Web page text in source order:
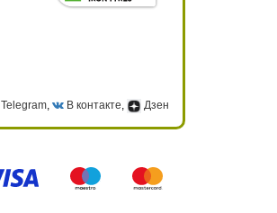
Telegram, В контакте, Дзен